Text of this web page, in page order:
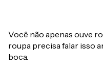
Você não apenas ouve
roupa precisa falar isso
boca.